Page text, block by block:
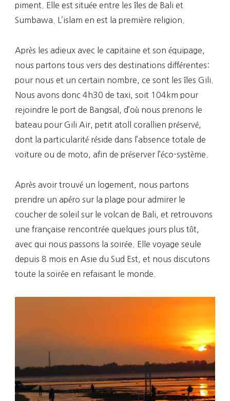
piment. Elle est située entre les îles de Bali et
Sumbawa. L’islam en est la première religion.
Après les adieux avec le capitaine et son équipage,
nous partons tous vers des destinations différentes:
pour nous et un certain nombre, ce sont les îles Gili.
Nous avons donc 4h30 de taxi, soit 104km pour
rejoindre le port de Bangsal, d’où nous prenons le
bateau pour Gili Air, petit atoll corallien préservé,
dont la particularité réside dans l’absence totale de
voiture ou de moto, afin de préserver l’éco-système.
Après avoir trouvé un logement, nous partons
prendre un apéro sur la plage pour admirer le
coucher de soleil sur le volcan de Bali, et retrouvons
une française rencontrée quelques jours plus tôt,
avec qui nous passons la soirée. Elle voyage seule
depuis 8 mois en Asie du Sud Est, et nous discutons
toute la soirée en refaisant le monde.